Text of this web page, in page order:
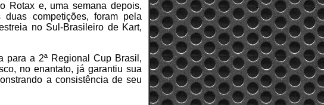
Rotax e, uma semana depois,
competições, foram pela
no Sul-Brasileiro de Kart,
para a 2ª Regional Cup Brasil,
no enantato, já garantiu sua
a consistência de seu